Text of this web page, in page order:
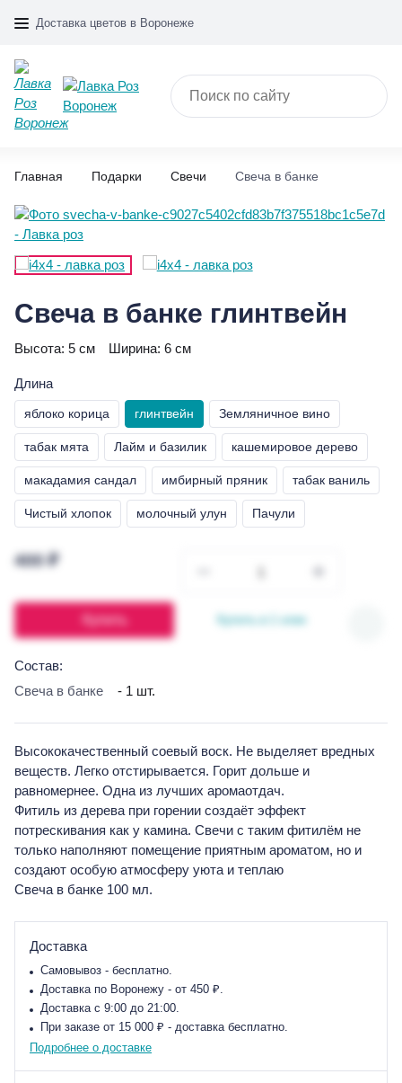
Доставка цветов в Воронеже
Главная Подарки Свечи Свеча в банке
Свеча в банке глинтвейн
Высота: 5 см Ширина: 6 см
Длина
яблоко корица глинтвейн Земляничное вино
табак мята Лайм и базилик кашемировое дерево
макадамия сандал имбирный пряник табак ваниль
Чистый хлопок молочный улун Пачули
400 ₽
Купить Купить в 1 клик
Состав:
Свеча в банке
- 1 шт.
Высококачественный соевый воск. Не выделяет вредных
веществ. Легко отстирывается. Горит дольше и
равномернее. Одна из лучших аромаотдач.
Фитиль из дерева при горении создаёт эффект
потрескивания как у камина. Свечи с таким фитилём не
только наполняют помещение приятным ароматом, но и
создают особую атмосферу уюта и теплаю
Свеча в банке 100 мл.
Доставка
Самовывоз - бесплатно.
Доставка по Воронежу - от 450 ₽.
Доставка с 9:00 до 21:00.
При заказе от 15 000 ₽ - доставка бесплатно.
Подробнее о доставке